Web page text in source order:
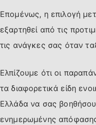
Επομένως, η επιλογή
εξαρτηθεί από τις
τις ανάγκες σας όταν
Ελπίζουμε ότι οι
τα διαφορετικά είδη
Ελλάδα να σας
ενημερωμένης